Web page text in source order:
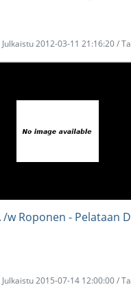
Julkaistu 2012-03-11 21:16:20 /
/w Roponen - Pelataan
Julkaistu 2015-07-14 12:00:00 /